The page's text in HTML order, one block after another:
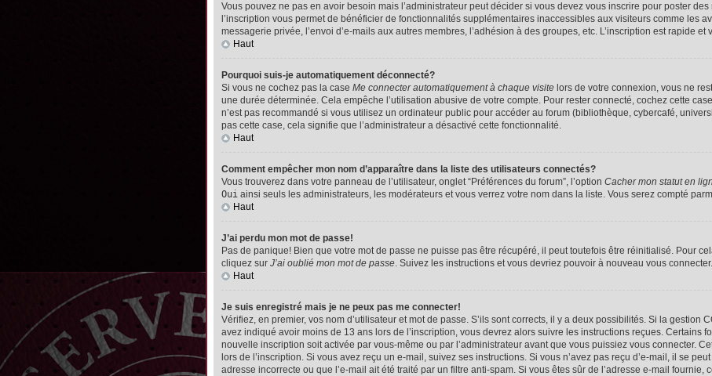
Vous pouvez ne pas en avoir besoin mais l’administrateur peut décider si vous devez vous inscrire pour poster
l’inscription vous permet de bénéficier de fonctionnalités supplémentaires inaccessibles aux visiteurs comme les
messagerie privée, l’envoi d’e-mails aux autres membres, l’adhésion à des groupes, etc. L’inscription est rapide et
Haut
Pourquoi suis-je automatiquement déconnecté?
Si vous ne cochez pas la case Me connecter automatiquement à chaque visite lors de votre connexion, vous ne
une durée déterminée. Cela empêche l’utilisation abusive de votre compte. Pour rester connecté, cochez cette
n’est pas recommandé si vous utilisez un ordinateur public pour accéder au forum (bibliothèque, cybercafé,
pas cette case, cela signifie que l’administrateur a désactivé cette fonctionnalité.
Haut
Comment empêcher mon nom d’apparaître dans la liste des utilisateurs connectés?
Vous trouverez dans votre panneau de l’utilisateur, onglet “Préférences du forum”, l’option Cacher mon statut en
Oui ainsi seuls les administrateurs, les modérateurs et vous verrez votre nom dans la liste. Vous serez compté
Haut
J’ai perdu mon mot de passe!
Pas de panique! Bien que votre mot de passe ne puisse pas être récupéré, il peut toutefois être réinitialisé. Pour
cliquez sur J’ai oublié mon mot de passe. Suivez les instructions et vous devriez pouvoir à nouveau vous connecter.
Haut
Je suis enregistré mais je ne peux pas me connecter!
Vérifiez, en premier, vos nom d’utilisateur et mot de passe. S’ils sont corrects, il y a deux possibilités. Si la gestion
avez indiqué avoir moins de 13 ans lors de l’inscription, vous devrez alors suivre les instructions reçues. Certains
nouvelle inscription soit activée par vous-même ou par l’administrateur avant que vous puissiez vous connecter.
lors de l’inscription. Si vous avez reçu un e-mail, suivez ses instructions. Si vous n’avez pas reçu d’e-mail, il se
adresse incorrecte ou que l’e-mail ait été traité par un filtre anti-spam. Si vous êtes sûr de l’adresse e-mail fournie,